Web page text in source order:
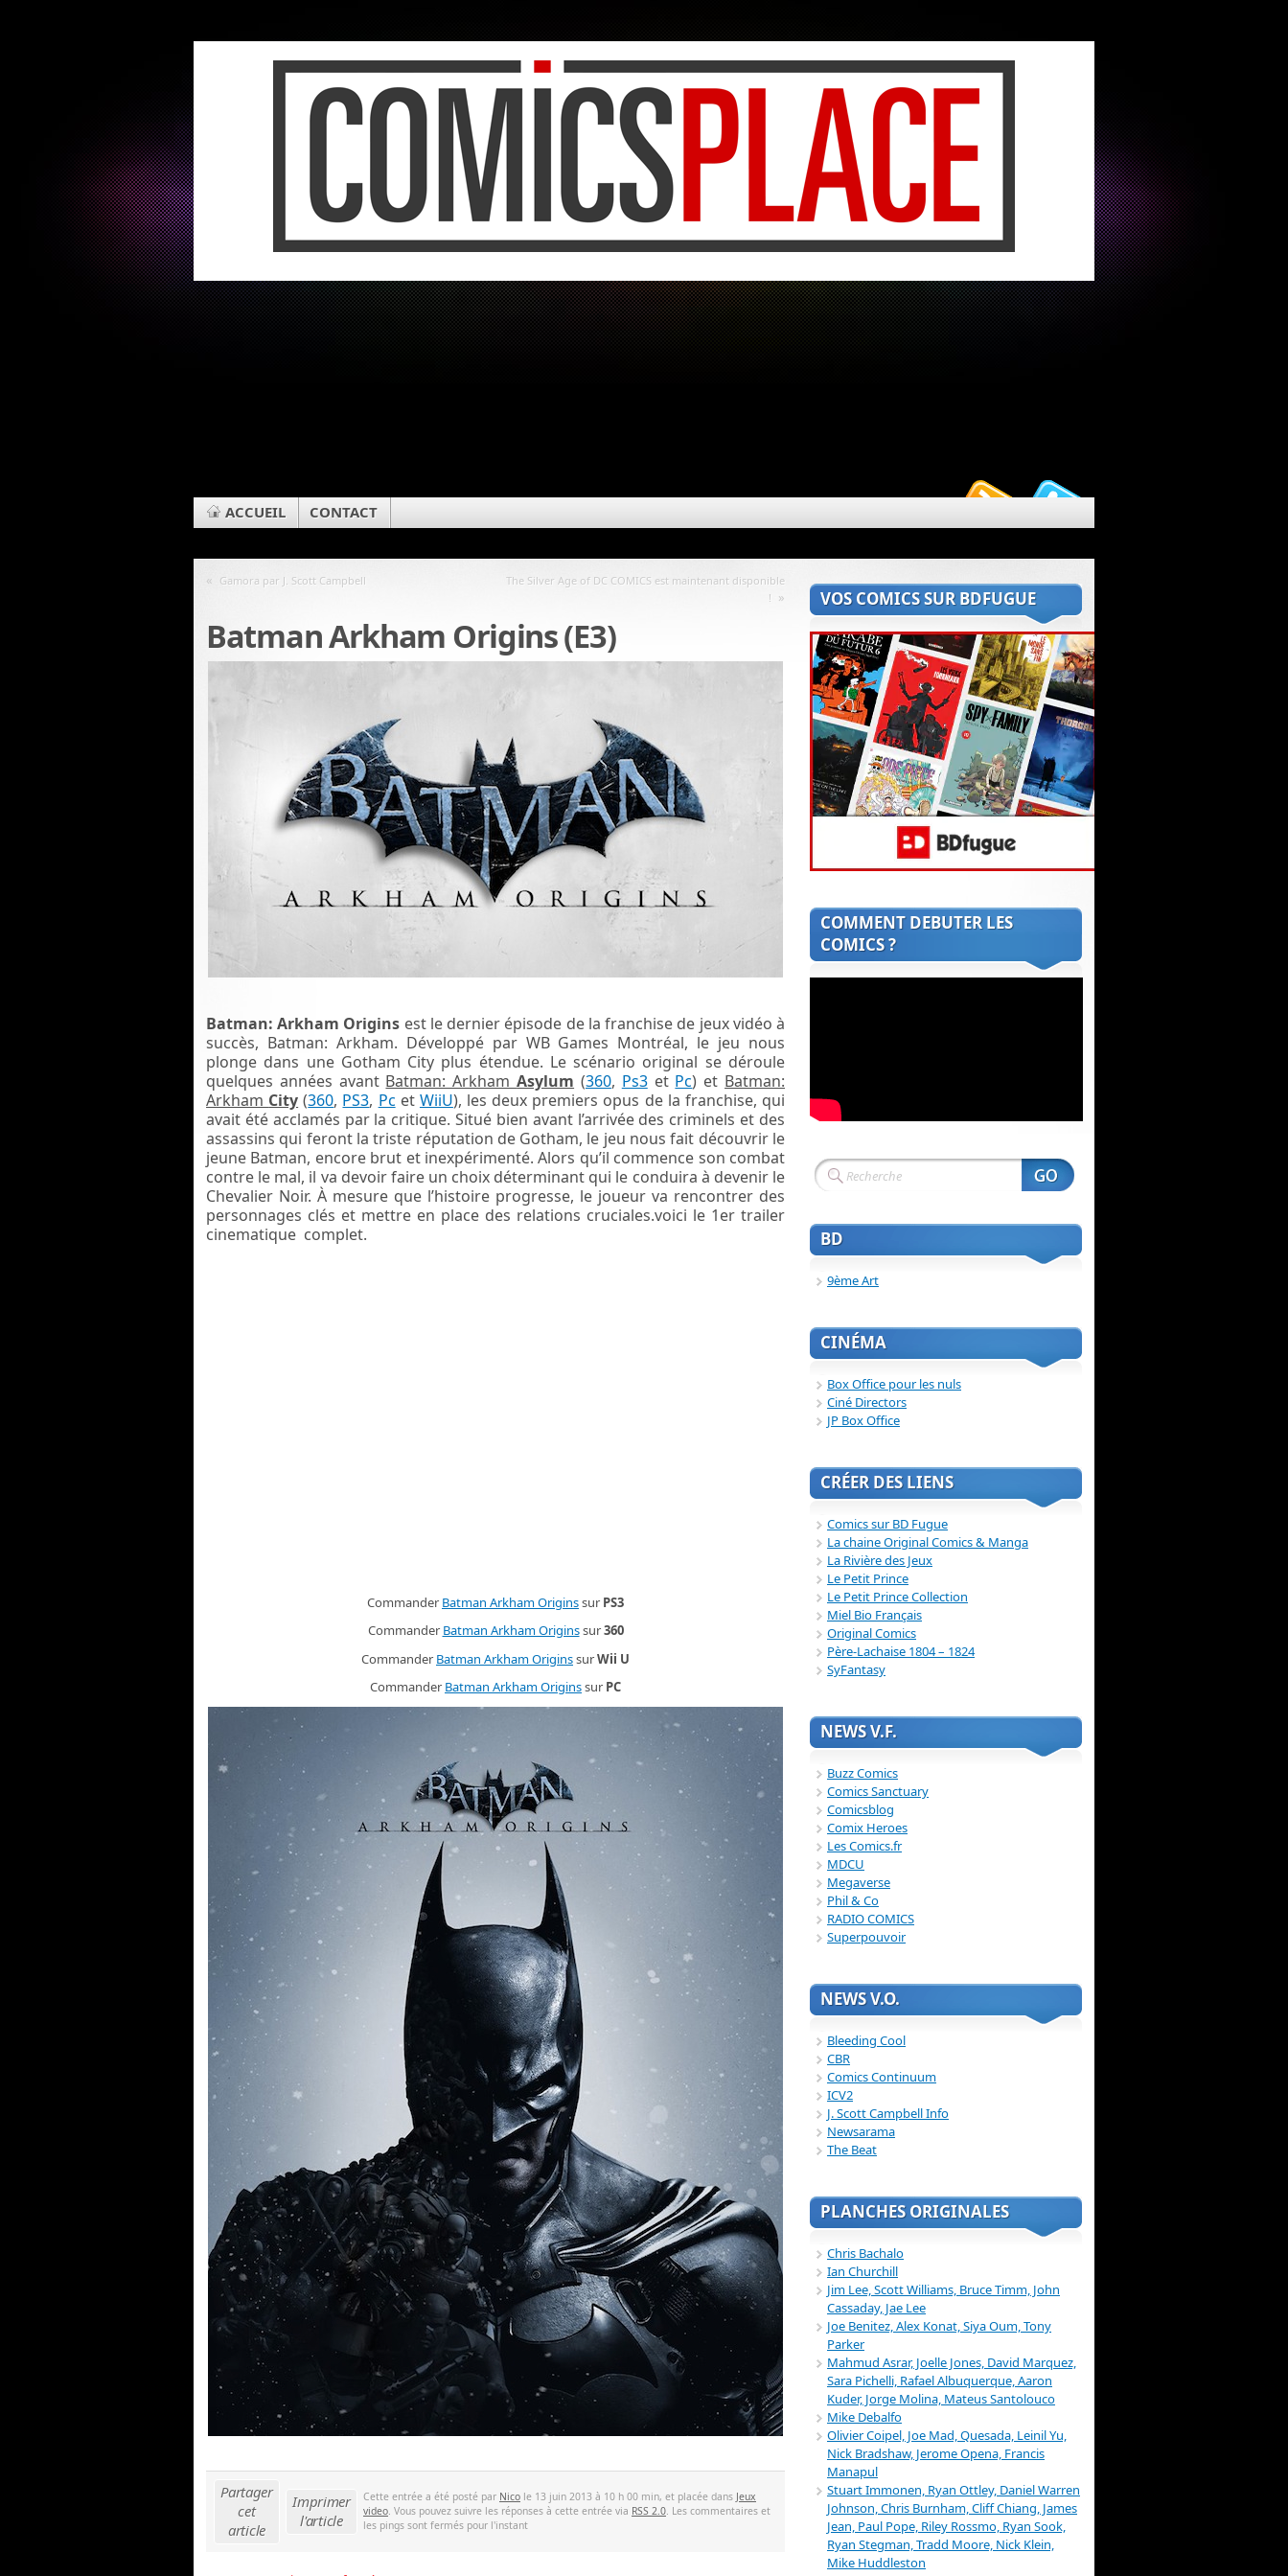
ACCUEIL CONTACT
« Gamora par J. Scott Campbell
The Silver Age of DC COMICS est maintenant disponible
! »
Batman Arkham Origins (E3)
Batman: Arkham Origins est le dernier épisode de la franchise de jeux vidéo à
succès, Batman: Arkham. Développé par WB Games Montréal, le jeu nous
plonge dans une Gotham City plus étendue. Le scénario original se déroule
quelques années avant Batman: ArkhamAsylum (360, Ps3et Pc) et Batman:
Arkham City (360, PS3, Pc et WiiU), les deux premiers opus de la franchise, qui
avait été acclamés par la critique. Situé bien avant l’arrivée des criminels et des
assassins qui feront la triste réputation de Gotham, le jeu nous fait découvrir le
jeune Batman, encore brut et inexpérimenté. Alors qu’il commence son combat
contre le mal, il va devoir faire un choix déterminant qui le conduira à devenir le
Chevalier Noir. À mesure que l’histoire progresse, le joueur va rencontrer des
personnages clés et mettre en place des relations cruciales.voici le 1er trailer
cinematique complet.
Commander Batman Arkham Originssur PS3
Commander Batman Arkham Originssur360
Commander Batman Arkham OriginssurWii U
Commander Batman Arkham Originssur PC
Partager
cet
article
Imprimer
l'article
Cette entrée a été posté par Nico le 13 juin 2013 à 10 h 00 min, et placée dans Jeux
video . Vous pouvez suivre les réponses à cette entrée via RSS 2.0 . Les commentaires et
les pings sont fermés pour l'instant
VOS COMICS SUR BDFUGUE
COMMENT DEBUTER LES
COMICS ?
BD
9ème Art
CINÉMA
Box Office pour les nuls
Ciné Directors
JP Box Office
CRÉER DES LIENS
Comics sur BD Fugue
La chaine Original Comics & Manga
La Rivière des Jeux
Le Petit Prince
Le Petit Prince Collection
Miel Bio Français
Original Comics
Père-Lachaise 1804 – 1824
SyFantasy
NEWS V.F.
Buzz Comics
Comics Sanctuary
Comicsblog
Comix Heroes
Les Comics.fr
MDCU
Megaverse
Phil & Co
RADIO COMICS
Superpouvoir
NEWS V.O.
Bleeding Cool
CBR
Comics Continuum
ICV2
J. Scott Campbell Info
Newsarama
The Beat
PLANCHES ORIGINALES
Chris Bachalo
Ian Churchill
Jim Lee, Scott Williams, Bruce Timm, John
Cassaday, Jae Lee
Joe Benitez, Alex Konat, Siya Oum, Tony
Parker
Mahmud Asrar, Joelle Jones, David Marquez,
Sara Pichelli, Rafael Albuquerque, Aaron
Kuder, Jorge Molina, Mateus Santolouco
Mike Debalfo
Olivier Coipel, Joe Mad, Quesada, Leinil Yu,
Nick Bradshaw, Jerome Opena, Francis
Manapul
Stuart Immonen, Ryan Ottley, Daniel Warren
Johnson, Chris Burnham, Cliff Chiang, James
Jean, Paul Pope, Riley Rossmo, Ryan Sook,
Ryan Stegman, Tradd Moore, Nick Klein,
Mike Huddleston